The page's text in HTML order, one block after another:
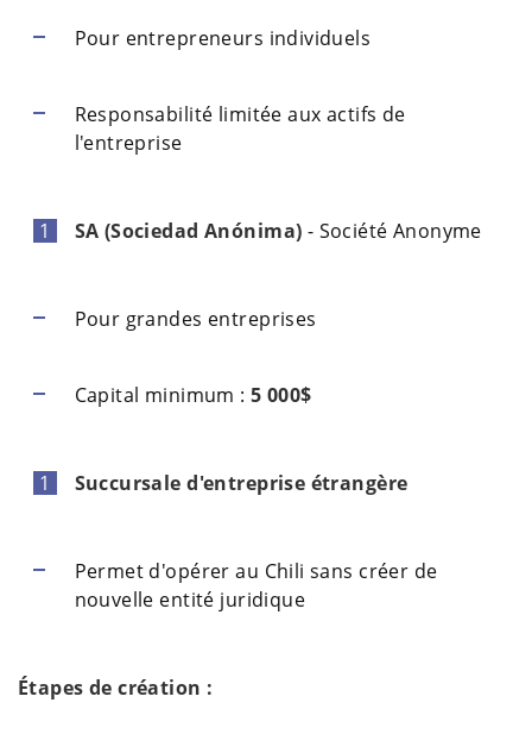
Pour entrepreneurs individuels
Responsabilité limitée aux actifs de
l'entreprise
SA (Sociedad Anónima) - Société Anonyme
Pour grandes entreprises
Capital minimum :5 000$
Succursale d'entreprise étrangère
Permet d'opérer au Chili sans créer de
nouvelle entité juridique
Étapes de création :